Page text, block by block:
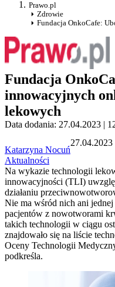
Prawo.pl
Zdrowie
Fundacja OnkoCafe:
Fundacja
innowacyjnych
lekowych
Data dodania: 27.04.2023 |
Katarzyna Nocuń
27.04.2023
Aktualności
Na wykazie technologii
innowacyjności (TLI)
działaniu
Nie ma wśród nich ani
pacjentów z nowotworami
takich technologii w ciągu
znajdowało się na liście
Oceny Technologii
podkreśla.